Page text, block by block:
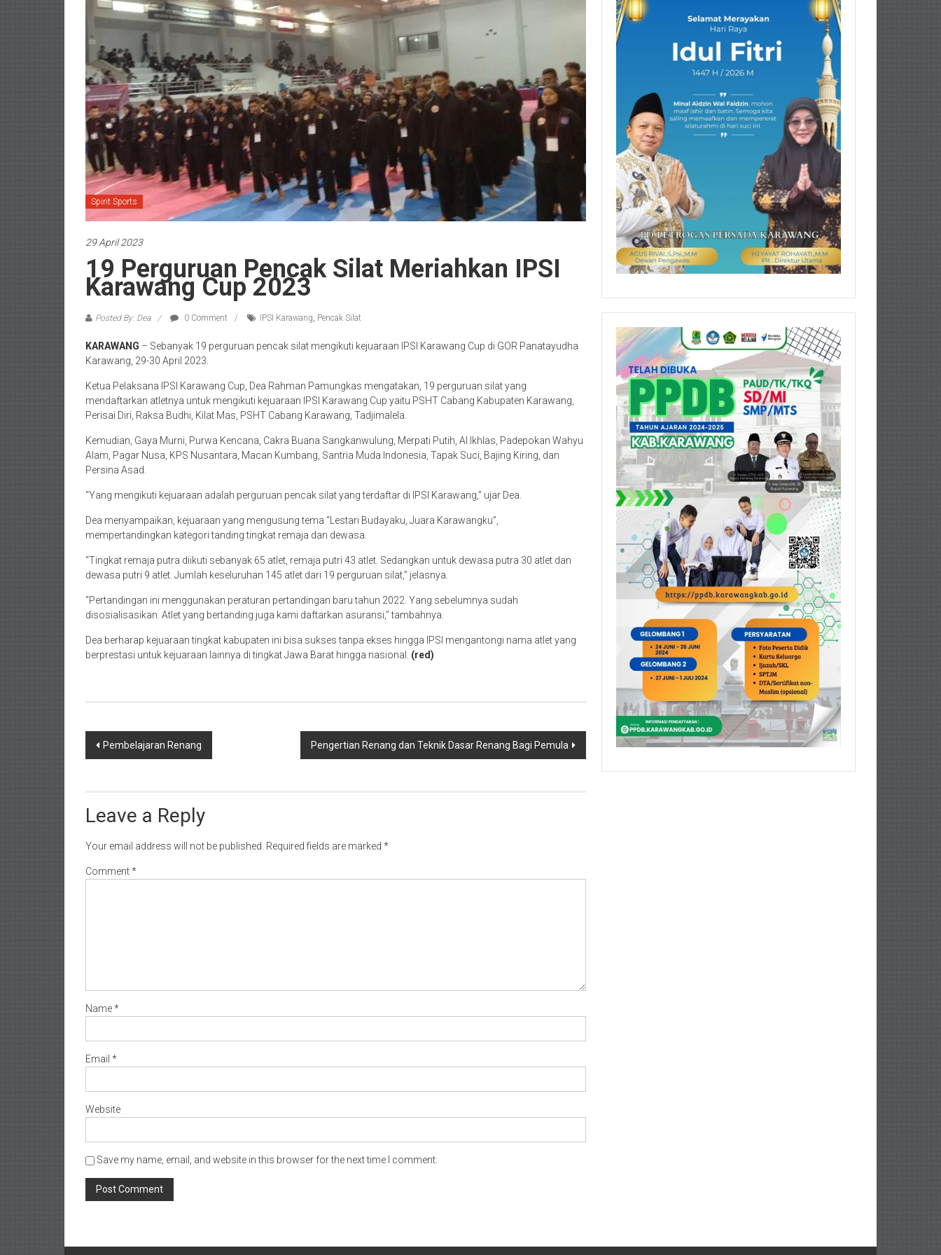
Spirit Sports
29 April 2023
19 Perguruan Pencak Silat Meriahkan IPSI
Karawang Cup 2023
Posted By: Dea 0 Comment IPSI Karawang, Pencak Silat
KARAWANG – Sebanyak 19 perguruan pencak silat mengikuti kejuaraan IPSI Karawang Cup di GOR Panatayudha
Karawang, 29-30 April 2023.
Ketua Pelaksana IPSI Karawang Cup, Dea Rahman Pamungkas mengatakan, 19 perguruan silat yang
mendaftarkan atletnya untuk mengikuti kejuaraan IPSI Karawang Cup yaitu PSHT Cabang Kabupaten Karawang,
Perisai Diri, Raksa Budhi, Kilat Mas, PSHT Cabang Karawang, Tadjimalela.
Kemudian, Gaya Murni, Purwa Kencana, Cakra Buana Sangkanwulung, Merpati Putih, Al Ikhlas, Padepokan Wahyu
Alam, Pagar Nusa, KPS Nusantara, Macan Kumbang, Santria Muda Indonesia, Tapak Suci, Bajing Kiring, dan
Persina Asad.
“Yang mengikuti kejuaraan adalah perguruan pencak silat yang terdaftar di IPSI Karawang,” ujar Dea.
Dea menyampaikan, kejuaraan yang mengusung tema “Lestari Budayaku, Juara Karawangku”,
mempertandingkan kategori tanding tingkat remaja dan dewasa.
“Tingkat remaja putra diikuti sebanyak 65 atlet, remaja putri 43 atlet. Sedangkan untuk dewasa putra 30 atlet dan
dewasa putri 9 atlet. Jumlah keseluruhan 145 atlet dari 19 perguruan silat,” jelasnya.
“Pertandingan ini menggunakan peraturan pertandingan baru tahun 2022. Yang sebelumnya sudah
disosialisasikan. Atlet yang bertanding juga kami daftarkan asuransi,” tambahnya.
Dea berharap kejuaraan tingkat kabupaten ini bisa sukses tanpa ekses hingga IPSI mengantongi nama atlet yang
berprestasi untuk kejuaraan lainnya di tingkat Jawa Barat hingga nasional. (red)
Post
Pembelajaran Renang Pengertian Renang dan Teknik Dasar Renang Bagi Pemula
Leave a Reply
Your email address will not be published. Required fields are marked *
Comment*
Name*
Email *
Website
Save my name, email, and website in this browser for the next time I comment.